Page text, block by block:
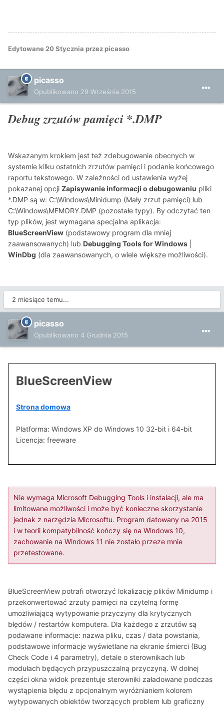
Edytowane20 Stycznia przez picasso
picasso
Opublikowano 29 Września 2015
Debug zrzutów pamięci *.DMP
Wskazanym krokiem jest też zdebugowanie obecnych w
systemie kilku ostatnich zrzutów pamięci i podanie końcowego
raportu tekstowego. W zależności od ustawienia wyżej
pokazanej opcji Zapisywanie informacji o debugowaniu pliki
*.DMP są w: C:\Windows\Minidump (Mały zrzut pamięci) lub
C:\Windows\MEMORY.DMP (pozostałe typy). By odczytać ten
typ plików, jest wymagana specjalna aplikacja:
BlueScreenView (podstawowy program dla mniej
zaawansowanych) lub Debugging Tools for Windows
WinDbg (dla zaawansowanych, o wiele większe możliwości).
2 miesiące temu...
picasso
Opublikowano 4 Grudnia 2015
BlueScreenView
Strona domowa
Platforma: Windows XP do Windows 10 32-bit i 64-bit
Licencja: freeware
Nie wymaga Microsoft Debugging Tools i instalacji, ale ma
limitowane możliwości i może być konieczne skorzystanie
jednak z narzędzia Microsoftu. Program datowany na 2015
i w teorii kompatybilność kończy się na Windows 10,
zachowanie na Windows 11 nie zostało przeze mnie
przetestowane.
BlueScreenView potrafi otworzyć lokalizację plików Minidump i
przekonwertować zrzuty pamięci na czytelną formę
umożliwiającą wytypowanie przyczyny dla krytycznych
błędów / restartów komputera. Dla każdego z zrzutów są
podawane informacje: nazwa pliku, czas / data powstania,
podstawowe informacje wyświetlane na ekranie śmierci (Bug
Check Code i 4 parametry), detale o sterownikach lub
modułach będących przypuszczalną przyczyną. W dolnej
części okna widok prezentuje sterowniki załadowane podczas
wystąpienia błędu z opcjonalnym wyróżnianiem kolorem
wytypowanych obiektów tworzących problem lub graficzny